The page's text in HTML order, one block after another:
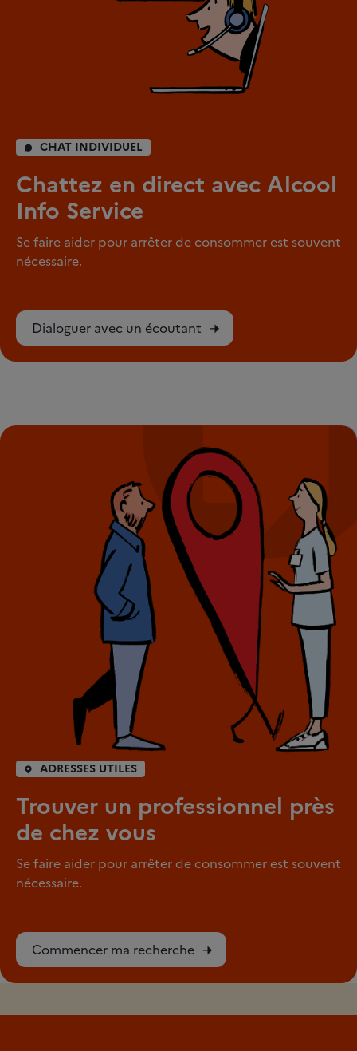
CHAT INDIVIDUEL
Chattez en direct avec Alcool
Info Service
Se faire aider pour arrêter de consommer est souvent
nécessaire.
Dialoguer avec un écoutant
ADRESSES UTILES
Trouver un professionnel près
de chez vous
Se faire aider pour arrêter de consommer est souvent
nécessaire.
Commencer ma recherche